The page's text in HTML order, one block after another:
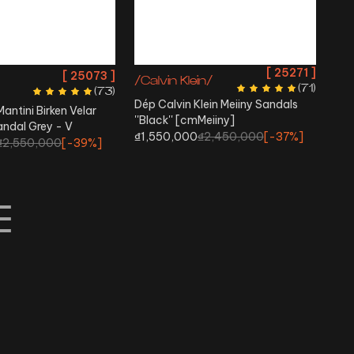
[ 25073 ]
( 73)
Birken Velar
Grey - V
[-39%]
/Calvin Klein/
[ 25271 ]
( 71)
Dép Calvin Klein Meiiny Sandals
''Black'' [cmMeiiny]
₫1,550,000₫2,450,000[-37%]